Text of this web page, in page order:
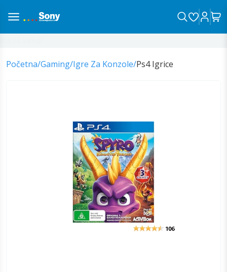
Početna/Gaming/Igre Za Konzole/Ps4 Igrice